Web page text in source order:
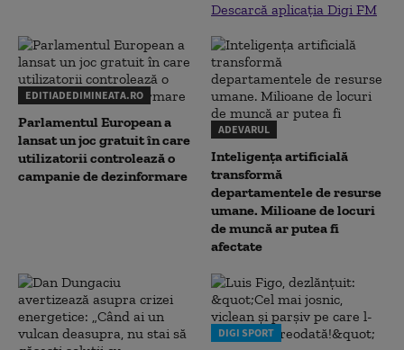
Descarcă aplicația Digi FM
EDITIADEDIMINEATA.RO
Parlamentul European a
lansat un joc gratuit în care
utilizatorii controlează o
campanie de dezinformare
ADEVARUL
Inteligența artificială
transformă
departamentele de resurse
umane. Milioane de locuri
de muncă ar putea fi
afectate
DIGI SPORT